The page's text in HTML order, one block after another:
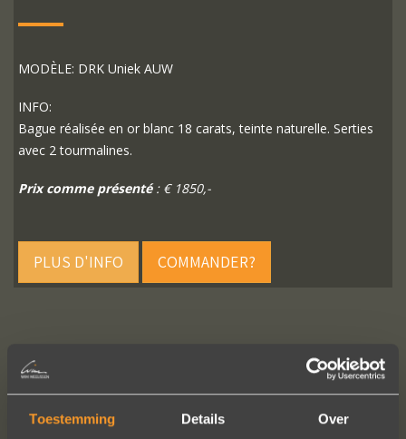
Toestemming Details Over
MODÈLE: DRK Uniek AUW
INFO:
Bague réalisée en or blanc 18 carats, teinte naturelle. Serties
avec 2 tourmalines.
Prix comme présenté: € 1850,-
PLUS D'INFO COMMANDER?
SUIVEZ-NOUS SUR LES MÉDIAS SOCIAUX